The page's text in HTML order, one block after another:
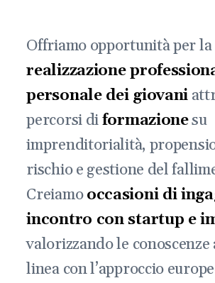
Offriamo opportunità per la
realizzazione
personale dei giovani
percorsi diformazionesu
imprenditorialità,
rischio e gestione del
Creiamooccasioni di
incontro con startup e
valorizzando le
linea con l’approccio